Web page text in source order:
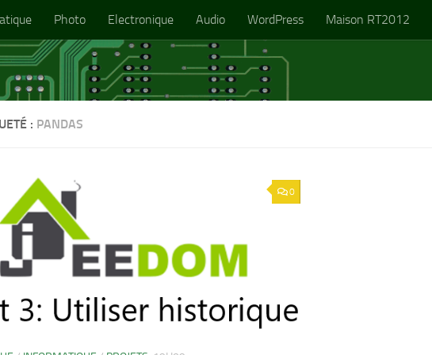
Photo Electronique Audio WordPress Maison RT2012
: PANDAS
0